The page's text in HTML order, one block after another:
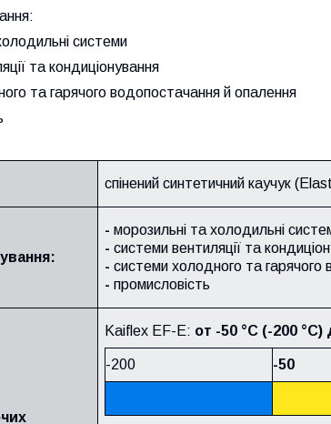
системи
та кондиціонування
та гарячого водопостачання й опалення
спінений синтетичний каучук
- морозильні та холодильні
- системи вентиляції та
- системи холодного та
- промисловість
Kaiflex EF-E: от -50 °C (-200 °C)
-200 -50